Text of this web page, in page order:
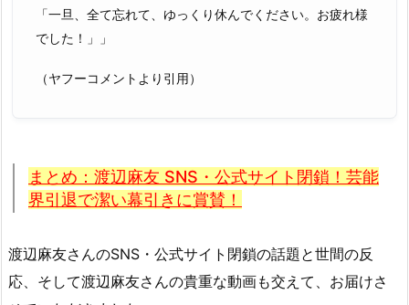
「一旦、全て忘れて、ゆっくり休んでください。お疲れ様
でした！」」
（ヤフーコメントより引用）
まとめ：渡辺麻友 SNS・公式サイト閉鎖！芸能
界引退で潔い幕引きに賞賛！
渡辺麻友さんのSNS・公式サイト閉鎖の話題と世間の反
応、そして渡辺麻友さんの貴重な動画も交えて、お届けさ